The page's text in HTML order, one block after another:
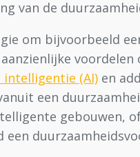
van de
om bijvoorbeeld
(AI) en
een
gebouwen,